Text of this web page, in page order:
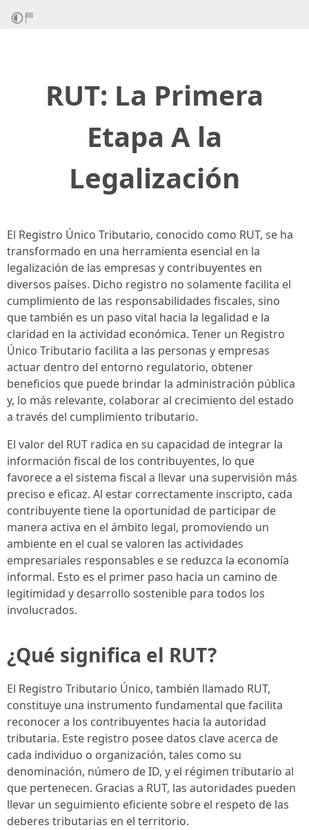
RUT: La Primera
Etapa A la
Legalización
El Registro Único Tributario, conocido como RUT, se ha
transformado en una herramienta esencial en la
legalización de las empresas y contribuyentes en
diversos países. Dicho registro no solamente facilita el
cumplimiento de las responsabilidades fiscales, sino
que también es un paso vital hacia la legalidad e la
claridad en la actividad económica. Tener un Registro
Único Tributario facilita a las personas y empresas
actuar dentro del entorno regulatorio, obtener
beneficios que puede brindar la administración pública
y, lo más relevante, colaborar al crecimiento del estado
a través del cumplimiento tributario.
El valor del RUT radica en su capacidad de integrar la
información fiscal de los contribuyentes, lo que
favorece a el sistema fiscal a llevar una supervisión más
preciso e eficaz. Al estar correctamente inscripto, cada
contribuyente tiene la oportunidad de participar de
manera activa en el ámbito legal, promoviendo un
ambiente en el cual se valoren las actividades
empresariales responsables e se reduzca la economía
informal. Esto es el primer paso hacia un camino de
legitimidad y desarrollo sostenible para todos los
involucrados.
¿Qué significa el RUT?
El Registro Tributario Único, también llamado RUT,
constituye una instrumento fundamental que facilita
reconocer a los contribuyentes hacia la autoridad
tributaria. Este registro posee datos clave acerca de
cada individuo o organización, tales como su
denominación, número de ID, y el régimen tributario al
que pertenecen. Gracias a RUT, las autoridades pueden
llevar un seguimiento eficiente sobre el respeto de las
deberes tributarias en el territorio.